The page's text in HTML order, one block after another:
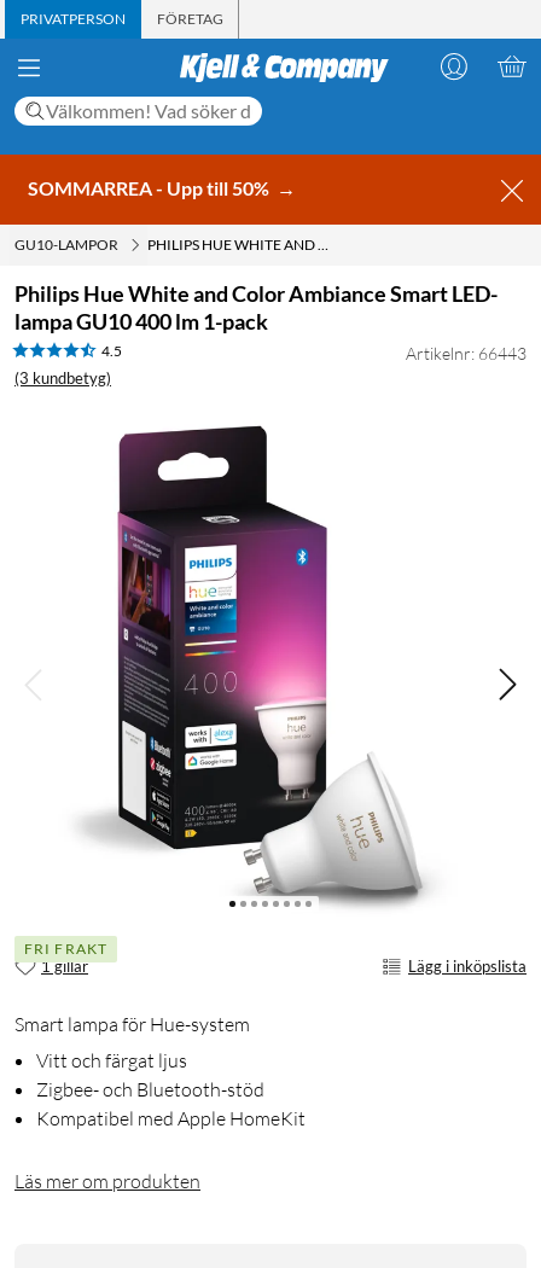
PRIVATPERSON FÖRETAG
SOMMARREA - Upp till 50% →
GU10-LAMPOR PHILIPS HUE WHITE AND COLOR AMBIANCE SMART LED-LAMPA GU10 400 LM 1-PACK
Philips Hue White and Color Ambiance Smart LED-
lampa GU10 400 lm 1-pack
4.5
(3 kundbetyg)
Artikelnr: 66443
FRI FRAKT
1 gillar Lägg i inköpslista
Smart lampa för Hue-system
Vitt och färgat ljus
Zigbee- och Bluetooth-stöd
Kompatibel med Apple HomeKit
Läs mer om produkten